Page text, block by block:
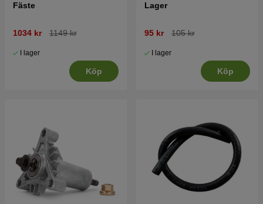
Fäste
1034 kr 1149 kr
I lager
Köp
Lager
95 kr 105 kr
I lager
Köp